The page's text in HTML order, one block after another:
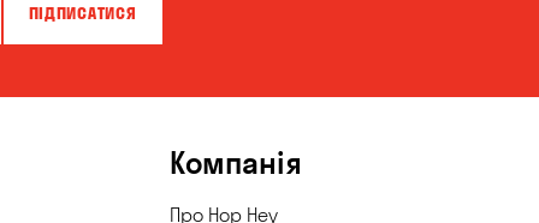
ПІДПИСАТИСЯ
Компанія
Про Hop Hey